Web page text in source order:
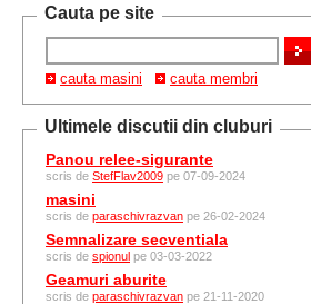
Cauta pe site
cauta masini cauta membri
Ultimele discutii din cluburi
Panou relee-sigurante
scris de StefFlav2009 pe 07-09-2024
masini
scris de paraschivrazvan pe 26-02-2024
Semnalizare secventiala
scris de spionul pe 03-03-2022
Geamuri aburite
scris de paraschivrazvan pe 21-11-2020